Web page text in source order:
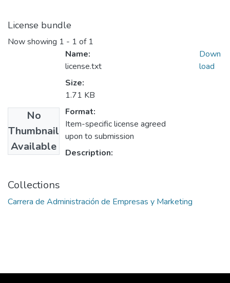
License bundle
Now showing 1 - 1 of 1
No
Thumbnail
Available
Name:
license.txt
Size:
1.71 KB
Format:
Item-specific license agreed
upon to submission
Description:
Down
load
Collections
Carrera de Administración de Empresas y Marketing